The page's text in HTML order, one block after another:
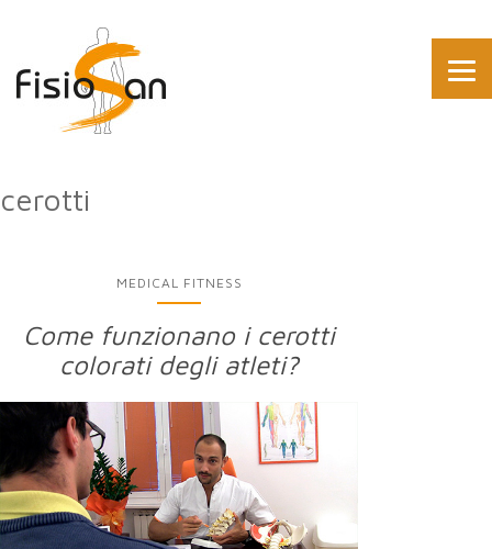
cerotti
MEDICAL FITNESS
Come funzionano i cerotti
colorati degli atleti?